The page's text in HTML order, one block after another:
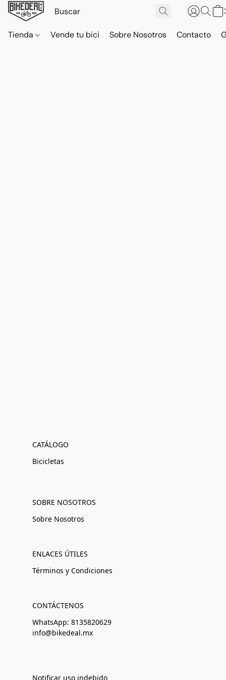
Tienda Vende tu bici Sobre Nosotros Contacto
CATÁLOGO
Bicicletas
SOBRE NOSOTROS
Sobre Nosotros
ENLACES ÚTILES
Términos y Condiciones
CONTÁCTENOS
WhatsApp: 8135820629
info@bikedeal.mx
Notificar uso indebido